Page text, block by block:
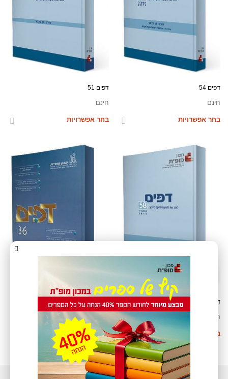
דפים 54
חינם
בחר אפשרויות
דפים 51
חינם
בחר אפשרויות
דפים 58
חינם
בחר אפשרויות
דפים 36
חינם
מידע נוסף